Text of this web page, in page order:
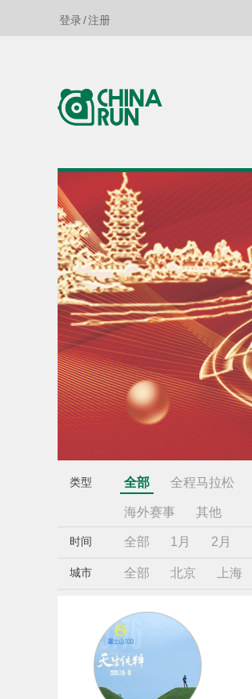
登录/注册
类型 全部 全程马拉松
海外赛事 其他
时间 全部 1月 2月
城市 全部 北京 上海